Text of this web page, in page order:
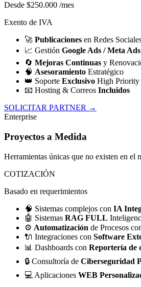
Desde $250.000 /mes
Exento de IVA
🚀 Publicaciones en Redes
📈 Gestión Google Ads / Meta Ads
🔄 Mejoras Continuas y
🧠 Asesoramiento Estratégico
👑 Soporte Exclusivo High Priority
📧 Hosting & Correos Incluidos
SOLICITAR PARTNER →
Enterprise
Proyectos a Medida
Herramientas únicas que no existen en el
COTIZACIÓN
Basado en requerimientos
🧠 Sistemas complejos con IA
🤖 Sistemas RAG FULL
⚙️ Automatización de Procesos
🔌 Integraciones con Software
📊 Dashboards con Reportería de
🔒 Consultoría de Ciberseguridad
💻 Aplicaciones WEB